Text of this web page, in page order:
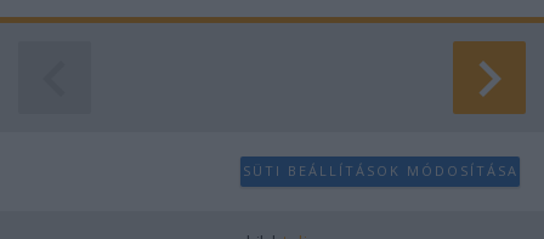
SÜTI BEÁLLÍTÁSOK MÓDOSÍTÁSA